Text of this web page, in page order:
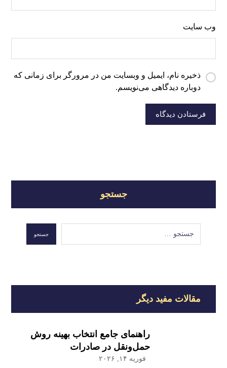
وب‌ سایت
ذخیره نام، ایمیل و وبسایت من در مرورگر برای زمانی که
دوباره دیدگاهی می‌نویسم.
فرستادن دیدگاه
جستجو
جستجو
مقالات مفید دیگر
راهنمای جامع انتخاب بهینه روش
حمل‌ونقل در صادرات
فوریه ۱۴, ۲۰۲۶